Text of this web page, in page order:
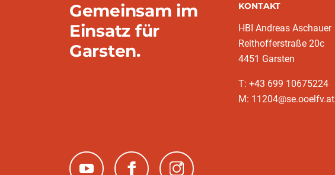
Gemeinsam im
Einsatz für
Garsten.
KONTAKT
HBI Andreas Aschauer
Reithofferstraße 20c
4451 Garsten
T: ‭+43 699 10675224‬
M: 11204@se.ooelfv.at